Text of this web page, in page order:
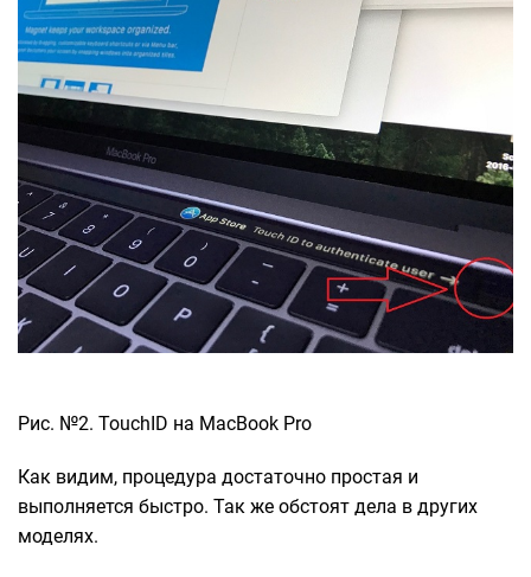
Рис. №2. TouchID на MacBook Pro
Как видим, процедура достаточно простая и
выполняется быстро. Так же обстоят дела в других
моделях.